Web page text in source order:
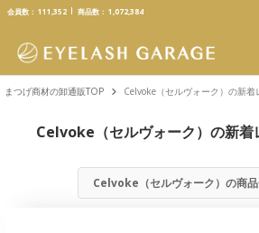
text.skipToContent
text.skipToNavigation
会員数： 111,352 商品数： 1,072,384
まつげ商材の卸通販TOP Celvoke（セルヴォーク）の新着
Celvoke（セルヴォーク）の新着
Celvoke（セルヴォーク）の商